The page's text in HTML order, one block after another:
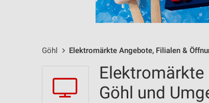
Göhl Elektromärkte Angebote, Filialen &
Elektromärkte
Göhl und